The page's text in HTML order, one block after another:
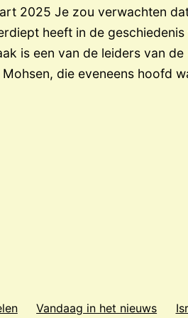
2025 Je zou verwachten
heeft in de
is een van de leiders van
Mohsen, die eveneens hoofd
Vandaag in het nieuws